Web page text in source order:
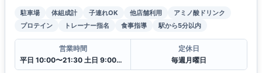
駐車場 体組成計 子連れOK 他店舗利用
アミノ酸ドリンク
プロテイン
トレーナー指名 食事指導 駅から5分以内
営業時間
平日 10:00〜21:30 土日 9:00〜18:15
定休日
毎週月曜日